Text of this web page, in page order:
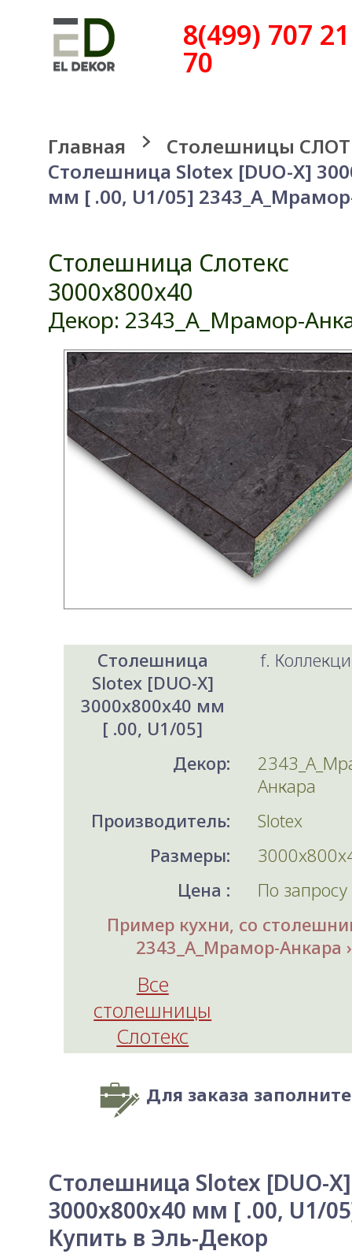
8(499) 707 21
70
Главная
Столешницы
Столешница Slotex [DUO-X]
мм [ .00, U1/05]
Столешница Слотекс
3000x800x40
Декор: 2343_A_Мрамор-
Столешница
Slotex [DUO-X]
3000x800x40 мм
[ .00, U1/05]
f.
Декор:
Анкара
Производитель:
Slotex
Размеры:
Цена :
По запросу
Пример кухни, со
2343_A_Мрамор-Анкара
Все
столешницы
Слотекс
Для заказа
Столешница Slotex [DUO-X]
3000x800x40 мм [ .00, U1/
Купить в Эль-Декор